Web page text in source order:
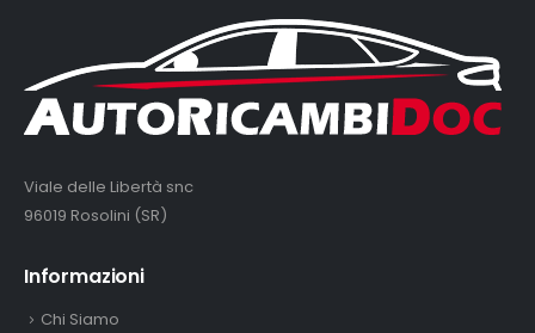
Chi Siamo
Politica di rimborso e reso